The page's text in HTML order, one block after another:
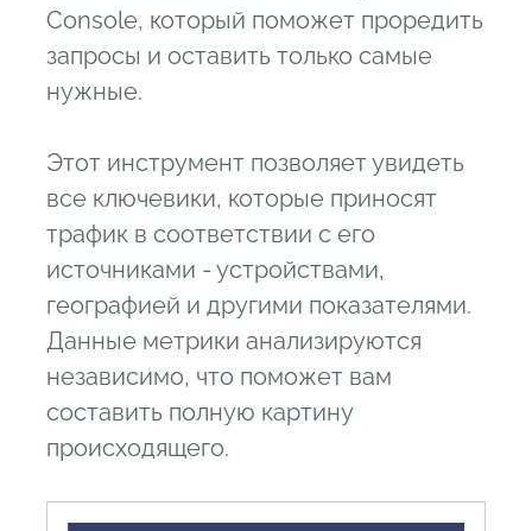
Console, который поможет проредить
запросы и оставить только самые
нужные.
Этот инструмент позволяет увидеть
все ключевики, которые приносят
трафик в соответствии с его
источниками - устройствами,
географией и другими показателями.
Данные метрики анализируются
независимо, что поможет вам
составить полную картину
происходящего.